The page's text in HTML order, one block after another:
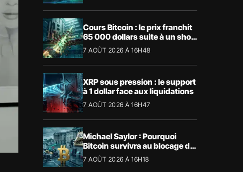
Cours Bitcoin : le prix franchit
65 000 dollars suite à un short
squeeze massif
7 AOÛT 2026 À 16H48
XRP sous pression : le support
à 1 dollar face aux liquidations
7 AOÛT 2026 À 16H47
Michael Saylor : Pourquoi
Bitcoin survivra au blocage du
CLARITY Act
7 AOÛT 2026 À 16H18